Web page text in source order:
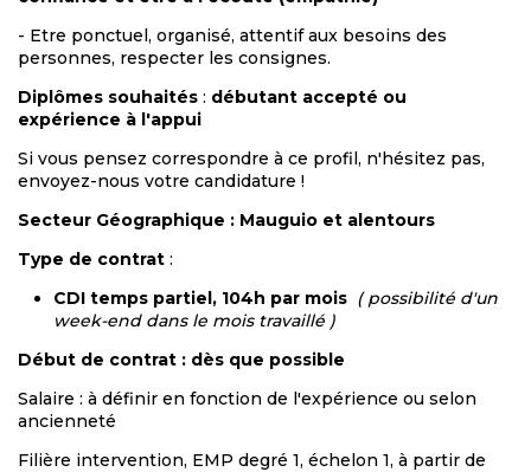
- Etre ponctuel, organisé, attentif aux besoins des
personnes, respecter les consignes.
Diplômes souhaités : débutant accepté ou
expérience à l'appui
Si vous pensez correspondre à ce profil, n'hésitez pas,
envoyez-nous votre candidature !
Secteur Géographique : Mauguio et alentours
Type de contrat :
CDI temps partiel, 104h par mois ( possibilité d'un
week-end dans le mois travaillé )
Début de contrat : dès que possible
Salaire : à définir en fonction de l'expérience ou selon
ancienneté
Filière intervention, EMP degré 1, échelon 1, à partir de